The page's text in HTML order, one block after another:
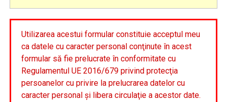
Utilizarea acestui formular constituie acceptul meu
ca datele cu caracter personal conţinute în acest
formular să fie prelucrate în conformitate cu
Regulamentul UE 2016/679 privind protecţia
persoanelor cu privire la prelucrarea datelor cu
caracter personal şi libera circulaţie a acestor date.